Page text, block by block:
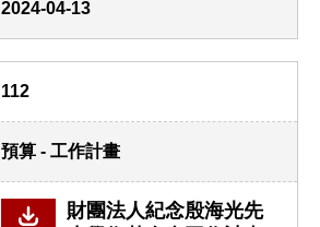
2024-04-13
112
預算 - 工作計畫
財團法人紀念殷海光先